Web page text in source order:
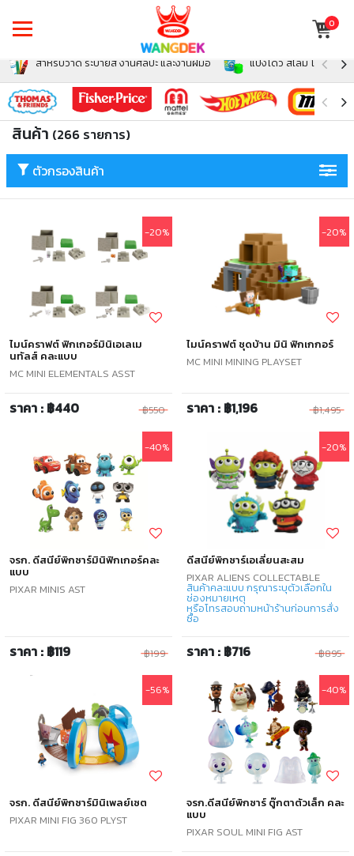
0
สำหรับวาด ระบายสี งานศิลปะ และงานฝีมือ แป้งโดว์ สไลม์ โฟม สำห
สินค้า (266 รายการ)
ตัวกรองสินค้า
-20%
ไมน์คราฟต์ ฟิกเกอร์มินิเอเลเม
นทัลส์ คละแบบ
MC MINI ELEMENTALS ASST
ราคา : ฿440 ฿550
-20%
ไมน์คราฟต์ ชุดบ้าน มินิ ฟิกเกกอร์
MC MINI MINING PLAYSET
ราคา : ฿1,196 ฿1,495
-40%
จรก. ดีสนีย์พิกซาร์มินิฟิกเกอร์คละ
แบบ
PIXAR MINIS AST
ราคา : ฿119 ฿199
-20%
ดีสนีย์พิกซาร์เอเลี่ยนสะสม
PIXAR ALIENS COLLECTABLE
สินค้าคละแบบ กรุณาระบุตัวเลือกใน
ช่องหมายเหตุ
หรือโทรสอบถามหน้าร้านก่อนการสั่ง
ซื้อ
ราคา : ฿716 ฿895
-56%
จรก. ดีสนีย์พิกซาร์มินิเพลย์เซต
PIXAR MINI FIG 360 PLYST
-40%
จรก.ดีสนีย์พิกซาร์ ตู๊กตาตัวเล็ก คละ
แบบ
PIXAR SOUL MINI FIG AST